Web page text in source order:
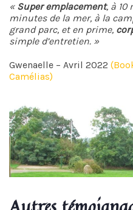
« Super emplacement, à 10
minutes de la mer, à la
grand parc, et en prime,
simple d’entretien. »
Gwenaelle – Avril 2022
Camélias)